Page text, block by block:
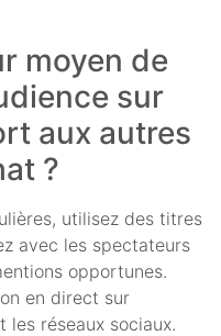
moyen de
sur
aux autres
?
utilisez des titres
avec les spectateurs
opportunes.
en direct sur
les réseaux sociaux.